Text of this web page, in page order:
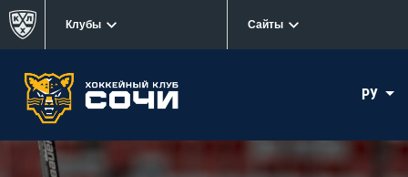
Клубы Сайты
РУ